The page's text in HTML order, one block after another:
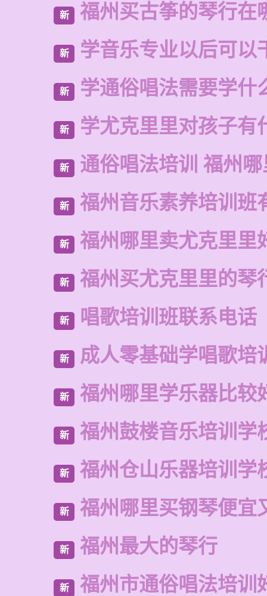
新 福州买古筝的琴行在
新 学音乐专业以后可以
新 学通俗唱法需要学什
新 学尤克里里对孩子有
新 通俗唱法培训 福州
新 福州音乐素养培训班
新 福州哪里卖尤克里里
新 福州买尤克里里的琴
新 唱歌培训班联系电话
新 成人零基础学唱歌培
新 福州哪里学乐器比较
新 福州鼓楼音乐培训学
新 福州仓山乐器培训学
新 福州哪里买钢琴便宜
新 福州最大的琴行
新 福州市通俗唱法培训